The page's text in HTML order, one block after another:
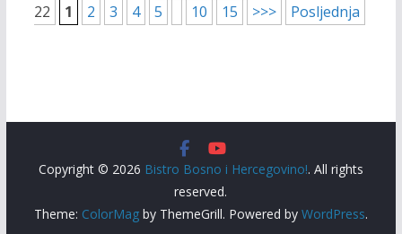
22
1 2 3 4 5 10 15 >>> Posljednja
Copyright © 2026 Bistro Bosno i Hercegovino!. All rights
reserved.
Theme: ColorMagby ThemeGrill. Powered by WordPress.